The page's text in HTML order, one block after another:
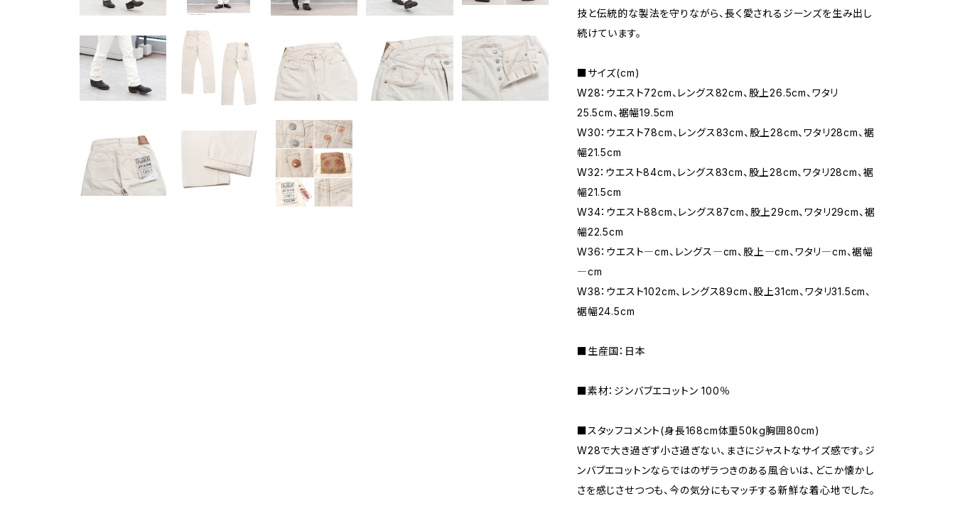
技と伝統的な製法を守りながら、長く愛されるジーンズを生み出し
続けています。
■サイズ(cm)
W28：ウエスト72cm、レングス82cm、股上26.5cm、ワタリ
25.5cm、裾幅19.5cm
W30：ウエスト78cm、レングス83cm、股上28cm、ワタリ28cm、裾
幅21.5cm
W32：ウエスト84cm、レングス83cm、股上28cm、ワタリ28cm、裾
幅21.5cm
W34：ウエスト88cm、レングス87cm、股上29cm、ワタリ29cm、裾
幅22.5cm
W36：ウエスト―cm、レングス―cm、股上―cm、ワタリ―cm、裾幅
―cm
W38：ウエスト102cm、レングス89cm、股上31cm、ワタリ31.5cm、
裾幅24.5cm
■生産国：日本
■素材：ジンバブエコットン 100％
■スタッフコメント(身長168cm体重50kg胸囲80cm)
W28で大き過ぎず小さ過ぎない、まさにジャストなサイズ感です。ジ
ンバブエコットンならではのザラつきのある風合いは、どこか懐かし
さを感じさせつつも、今の気分にもマッチする新鮮な着心地でした。